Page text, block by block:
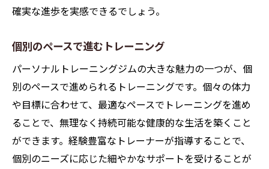
確実な進歩を実感できるでしょう。
個別のペースで進むトレーニング
パーソナルトレーニングジムの大きな魅力の一つが、個
別のペースで進められるトレーニングです。個々の体力
や目標に合わせて、最適なペースでトレーニングを進め
ることで、無理なく持続可能な健康的な生活を築くこと
ができます。経験豊富なトレーナーが指導することで、
個別のニーズに応じた細やかなサポートを受けることが